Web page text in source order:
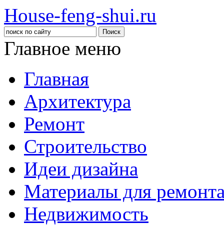
House-feng-shui.ru
Главное меню
Главная
Архитектура
Ремонт
Строительство
Идеи дизайна
Материалы для
Недвижимость